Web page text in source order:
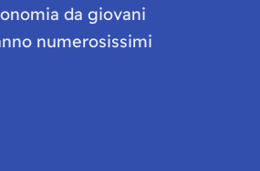
da giovani
numerosissimi